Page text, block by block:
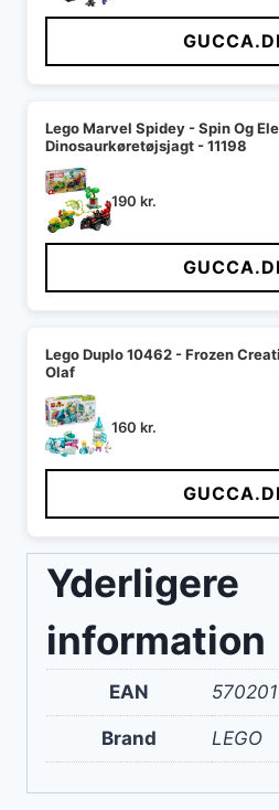
Lego Marvel Spidey - Spin Og
Dinosaurkøretøjsjagt - 11198
190 kr.
Lego Duplo 10462 - Frozen
Olaf
160 kr.
Yderligere
information
EAN
Brand LEGO